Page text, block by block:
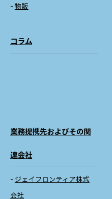
物販
コラム
業務提携先およびその関
連会社
ジェイフロンティア株式
会社